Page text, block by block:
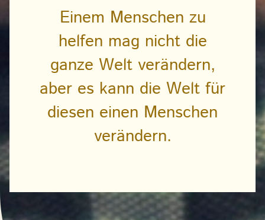
Einem Menschen zu
helfen mag nicht die
ganze Welt verändern,
aber es kann die Welt für
diesen einen Menschen
verändern.